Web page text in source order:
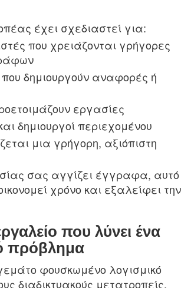
έχει σχεδιαστεί για:
που χρειάζονται γρήγορες
που δημιουργούν αναφορές ή
εργασίες
δημιουργοί περιεχομένου
μια γρήγορη, αξιόπιστη
σας αγγίζει έγγραφα, αυτό
χρόνο και εξαλείφει την
που λύνει ένα
πρόβλημα
φουσκωμένο λογισμικό
διαδικτυακούς μετατροπείς,